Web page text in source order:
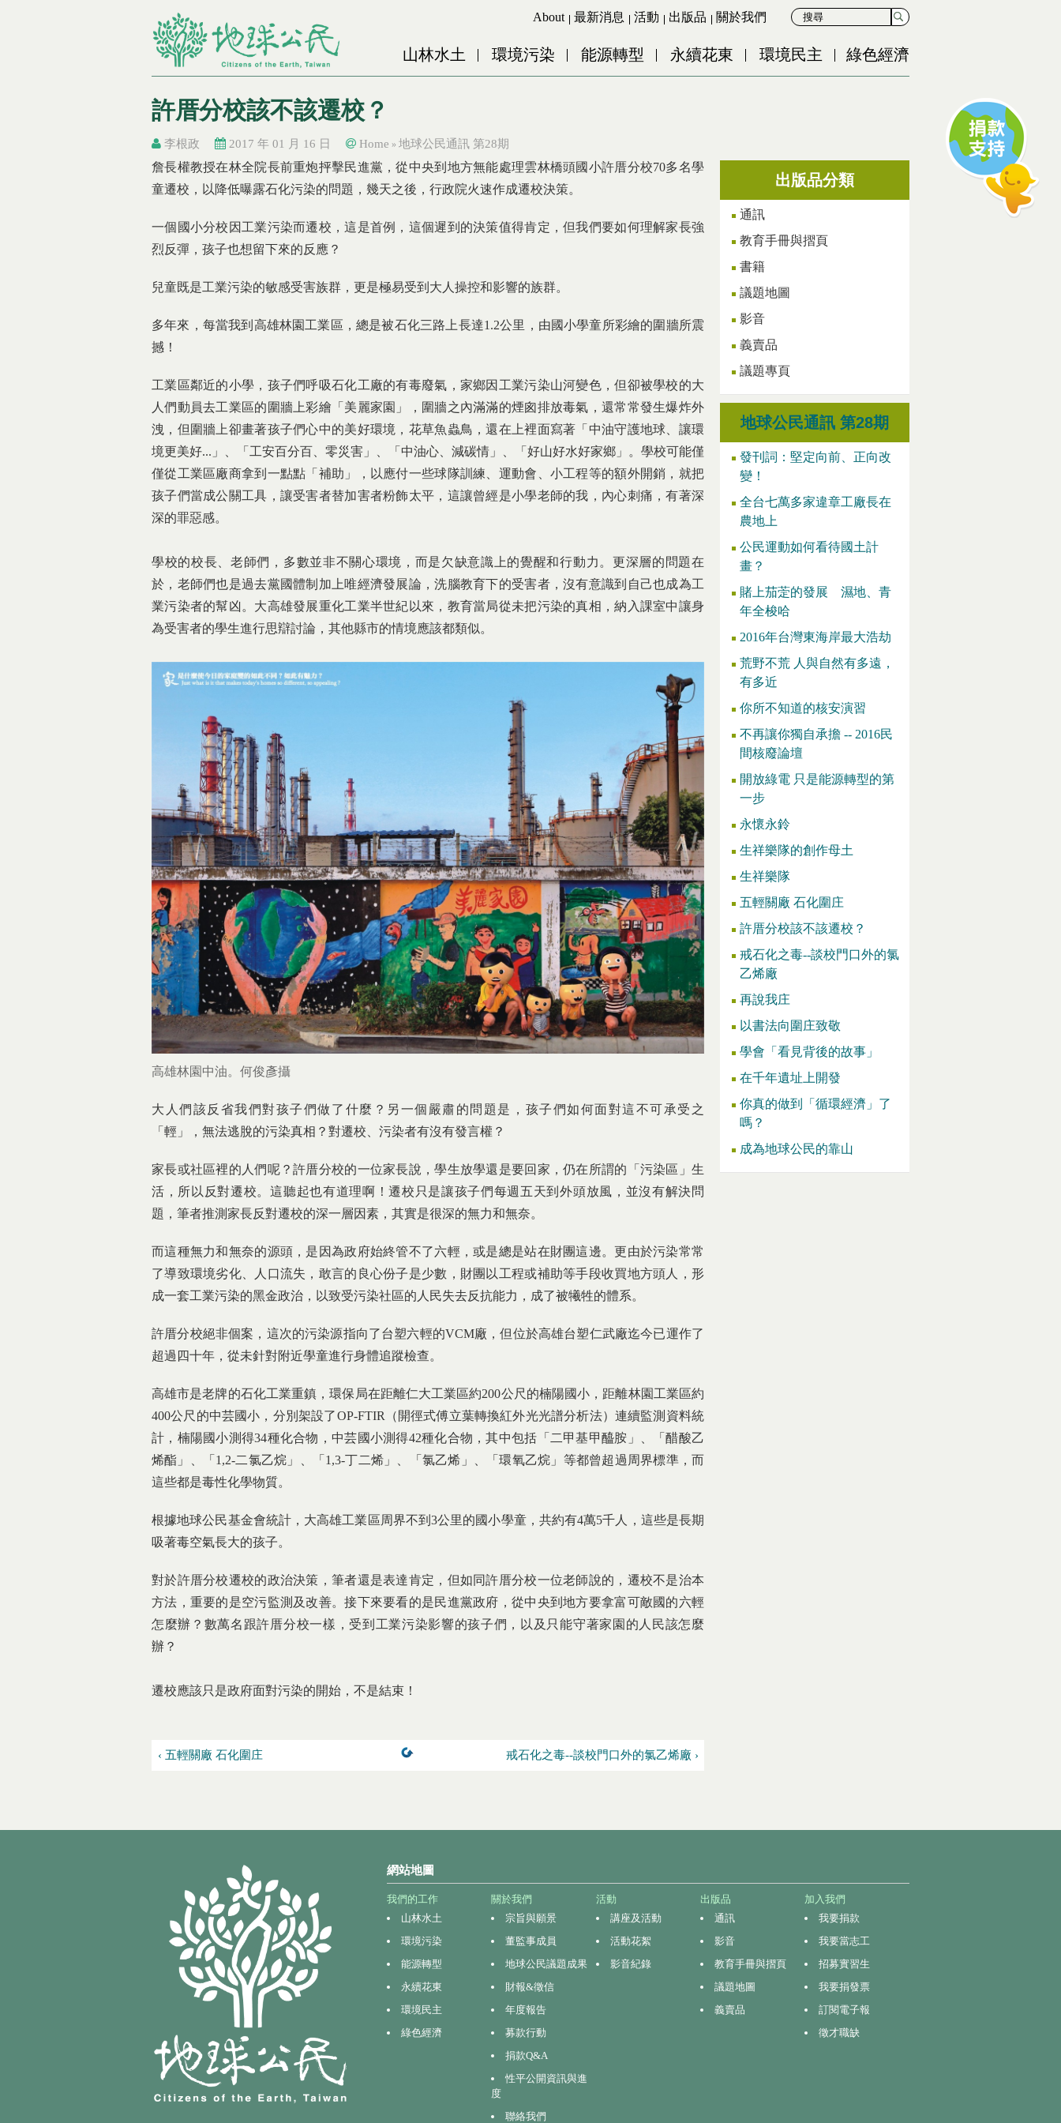
Jump to Navigation
Jump to Main content
About 最新消息 活動 出版品 關於我們
山林水土 環境污染 能源轉型 永續花東 環境民主 綠色經濟
許厝分校該不該遷校？
李根政 2017 年 01 月 16 日
You are here
Home » 地球公民通訊 第28期
You are here
詹長權教授在林全院長前重炮抨擊民進黨，從中央到地方無能處理雲林橋頭國小許厝分校70多名學
童遷校，以降低曝露石化污染的問題，幾天之後，行政院火速作成遷校決策。
一個國小分校因工業污染而遷校，這是首例，這個遲到的決策值得肯定，但我們要如何理解家長強
烈反彈，孩子也想留下來的反應？
兒童既是工業污染的敏感受害族群，更是極易受到大人操控和影響的族群。
多年來，每當我到高雄林園工業區，總是被石化三路上長達1.2公里，由國小學童所彩繪的圍牆所震
撼！
工業區鄰近的小學，孩子們呼吸石化工廠的有毒廢氣，家鄉因工業污染山河變色，但卻被學校的大
人們動員去工業區的圍牆上彩繪「美麗家園」，圍牆之內滿滿的煙囪排放毒氣，還常常發生爆炸外
洩，但圍牆上卻畫著孩子們心中的美好環境，花草魚蟲鳥，還在上裡面寫著「中油守護地球、讓環
境更美好...」、「工安百分百、零災害」、「中油心、減碳情」、「好山好水好家鄉」。學校可能僅
僅從工業區廠商拿到一點點「補助」，以應付一些球隊訓練、運動會、小工程等的額外開銷，就把
孩子們當成公關工具，讓受害者替加害者粉飾太平，這讓曾經是小學老師的我，內心刺痛，有著深
深的罪惡感。
學校的校長、老師們，多數並非不關心環境，而是欠缺意識上的覺醒和行動力。更深層的問題在
於，老師們也是過去黨國體制加上唯經濟發展論，洗腦教育下的受害者，沒有意識到自己也成為工
業污染者的幫凶。大高雄發展重化工業半世紀以來，教育當局從未把污染的真相，納入課室中讓身
為受害者的學生進行思辯討論，其他縣市的情境應該都類似。
高雄林園中油。何俊彥攝
大人們該反省我們對孩子們做了什麼？另一個嚴肅的問題是，孩子們如何面對這不可承受之
「輕」，無法逃脫的污染真相？對遷校、污染者有沒有發言權？
家長或社區裡的人們呢？許厝分校的一位家長說，學生放學還是要回家，仍在所謂的「污染區」生
活，所以反對遷校。這聽起也有道理啊！遷校只是讓孩子們每週五天到外頭放風，並沒有解決問
題，筆者推測家長反對遷校的深一層因素，其實是很深的無力和無奈。
而這種無力和無奈的源頭，是因為政府始終管不了六輕，或是總是站在財團這邊。更由於污染常常
了導致環境劣化、人口流失，敢言的良心份子是少數，財團以工程或補助等手段收買地方頭人，形
成一套工業污染的黑金政治，以致受污染社區的人民失去反抗能力，成了被犧牲的體系。
許厝分校絕非個案，這次的污染源指向了台塑六輕的VCM廠，但位於高雄台塑仁武廠迄今已運作了
超過四十年，從未針對附近學童進行身體追蹤檢查。
高雄市是老牌的石化工業重鎮，環保局在距離仁大工業區約200公尺的楠陽國小，距離林園工業區約
400公尺的中芸國小，分別架設了OP-FTIR（開徑式傅立葉轉換紅外光光譜分析法）連續監測資料統
計，楠陽國小測得34種化合物，中芸國小測得42種化合物，其中包括「二甲基甲醯胺」、「醋酸乙
烯酯」、「1,2-二氯乙烷」、「1,3-丁二烯」、「氯乙烯」、「環氧乙烷」等都曾超過周界標準，而
這些都是毒性化學物質。
根據地球公民基金會統計，大高雄工業區周界不到3公里的國小學童，共約有4萬5千人，這些是長期
吸著毒空氣長大的孩子。
對於許厝分校遷校的政治決策，筆者還是表達肯定，但如同許厝分校一位老師說的，遷校不是治本
方法，重要的是空污監測及改善。接下來要看的是民進黨政府，從中央到地方要拿富可敵國的六輕
怎麼辦？數萬名跟許厝分校一樣，受到工業污染影響的孩子們，以及只能守著家園的人民該怎麼
辦？
遷校應該只是政府面對污染的開始，不是結束！
‹ 五輕關廠 石化圍庄 戒石化之毒--談校門口外的氯乙烯廠 ›
出版品分類
通訊
教育手冊與摺頁
書籍
議題地圖
影音
義賣品
議題專頁
地球公民通訊 第28期
發刊詞：堅定向前、正向改
變！
全台七萬多家違章工廠長在
農地上
公民運動如何看待國土計
畫？
賭上茄萣的發展 濕地、青
年全梭哈
2016年台灣東海岸最大浩劫
荒野不荒 人與自然有多遠，
有多近
你所不知道的核安演習
不再讓你獨自承擔 -- 2016民
間核廢論壇
開放綠電 只是能源轉型的第
一步
永懷永鈴
生祥樂隊的創作母土
生祥樂隊
五輕關廠 石化圍庄
許厝分校該不該遷校？
戒石化之毒--談校門口外的氯
乙烯廠
再說我庄
以書法向圍庄致敬
學會「看見背後的故事」
在千年遺址上開發
你真的做到「循環經濟」了
嗎？
成為地球公民的靠山
網站地圖
我們的工作
山林水土
環境污染
能源轉型
永續花東
環境民主
綠色經濟
關於我們
宗旨與願景
董監事成員
地球公民議題成果
財報&徵信
年度報告
募款行動
捐款Q&A
性平公開資訊與進
度
聯絡我們
活動
講座及活動
活動花絮
影音紀錄
出版品
通訊
影音
教育手冊與摺頁
議題地圖
義賣品
加入我們
我要捐款
我要當志工
招募實習生
我要捐發票
訂閱電子報
徵才職缺